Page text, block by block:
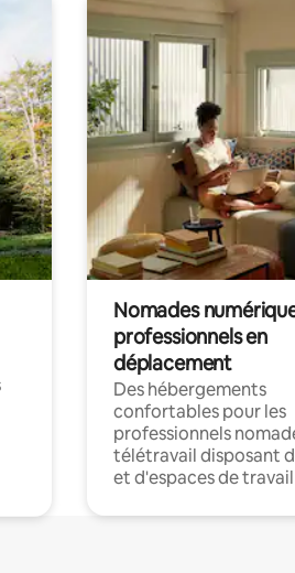
Nomades
professionnels en
déplacement
Des hébergements
confortables pour les
professionnels
télétravail disposant
et d'espaces de